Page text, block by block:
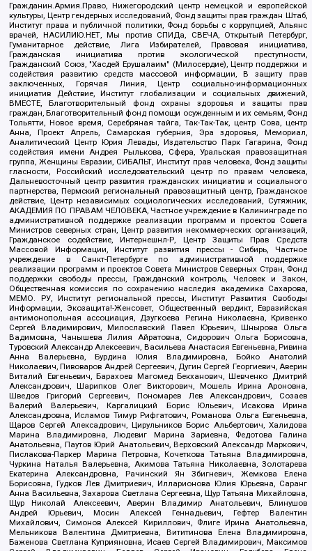
Гражданин.Армия.Право, Нижегородский центр немецкой и европейской
культуры, Центр гендерных исследований, Фонд защиты прав граждан Штаб,
Институт права и публичной политики, Фонд борьбы с коррупцией, Альянс
врачей, НАСИЛИЮ.НЕТ, Мы против СПИДа, СВЕЧА, Открытый Петербург,
Гуманитарное действие, Лига Избирателей, Правовая инициатива,
Гражданская инициатива против экологической преступности,
Гражданский Союз, "Хасдей Ерушалаим" (Милосердие), Центр поддержки и
содействия развитию средств массовой информации, В защиту прав
заключенных, Горячая Линия, Центр социально-информационных
инициатив Действие, Институт глобализации и социальных движений,
ВМЕСТЕ, Благотворительный фонд охраны здоровья и защиты прав
граждан, Благотворительный фонд помощи осужденным и их семьям, Фонд
Тольятти, Новое время, Серебряная тайга, Так-Так-Так, центр Сова, центр
Анна, Проект Апрель, Самарская губерния, Эра здоровья, Мемориал,
Аналитический Центр Юрия Левады, Издательство Парк Гагарина, Фонд
содействия имени Андрея Рылькова, Сфера, Уральская правозащитная
группа, Женщины Евразии, СИБАЛЬТ, Институт прав человека, Фонд защиты
гласности, Российский исследовательский центр по правам человека,
Дальневосточный центр развития гражданских инициатив и социального
партнерства, Пермский региональный правозащитный центр, Гражданское
действие, Центр независимых социологических исследований, Сутяжник,
АКАДЕМИЯ ПО ПРАВАМ ЧЕЛОВЕКА, Частное учреждение в Калининграде по
административной поддержке реализации программ и проектов Совета
Министров северных стран, Центр развития некоммерческих организаций,
Гражданское содействие, Интернешнл-Р, Центр Защиты Прав Средств
Массовой Информации, Институт развития прессы - Сибирь, Частное
учреждение в Санкт-Петербурге по административной поддержке
реализации программ и проектов Совета Министров Северных Стран, Фонд
поддержки свободы прессы, Гражданский контроль, Человек и Закон,
Общественная комиссия по сохранению наследия академика Сахарова,
МЕМО. РУ, Институт региональной прессы, Институт Развития Свободы
Информации, Экозащита!-Женсовет, Общественный вердикт, Евразийская
антимонопольная ассоциация, Дзугкоева Регина Николаевна, Кривенко
Сергей Владимирович, Милославский Павел Юрьевич, Шнырова Ольга
Вадимовна, Чанышева Лилия Айратовна, Сидорович Ольга Борисовна,
Туровский Александр Алексеевич, Васильева Анастасия Евгеньевна, Ривина
Анна Валерьевна, Бурдина Юлия Владимировна, Бойко Анатолий
Николаевич, Пивоваров Андрей Сергеевич, Дугин Сергей Георгиевич, Аверин
Виталий Евгеньевич, Барахоев Магомед Бекханович, Шевченко Дмитрий
Александрович, Шарипков Олег Викторович, Мошель Ирина Ароновна,
Шведов Григорий Сергеевич, Пономарев Лев Александрович, Созаев
Валерий Валерьевич, Каргалицкий Борис Юльевич, Исакова Ирина
Александровна, Исламов Тимур Рифгатович, Романова Ольга Евгеньевна,
Щаров Сергей Алексадрович, Цирульников Борис Альбертович, Халидова
Марина Владимировна, Людевиг Марина Зариевна, Федотова Галина
Анатольевна, Паутов Юрий Анатольевич, Верховский Александр Маркович,
Пислакова-Паркер Марина Петровна, Кочеткова Татьяна Владимировна,
Чуркина Наталья Валерьевна, Акимова Татьяна Николаевна, Золотарева
Екатерина Александровна, Рачинский Ян Збигневич, Жемкова Елена
Борисовна, Гудков Лев Дмитриевич, Илларионова Юлия Юрьевна, Саранг
Анна Васильевна, Захарова Светлана Сергеевна, Щур Татьяна Михайловна,
Щур Николай Алексеевич, Аверин Владимир Анатольевич, Блинушов
Андрей Юрьевич, Мосин Алексей Геннадьевич, Гефтер Валентин
Михайлович, Симонов Алексей Кириллович, Флиге Ирина Анатольевна,
Мельникова Валентина Дмитриевна, Вититинова Елена Владимировна,
Баженова Светлана Куприяновна, Исаев Сергей Владимирович, Максимов